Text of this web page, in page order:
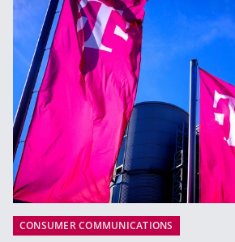
CONSUMER COMMUNICATIONS